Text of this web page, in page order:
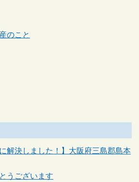
のこと
解決しました！】大阪府三島郡島本
うございます